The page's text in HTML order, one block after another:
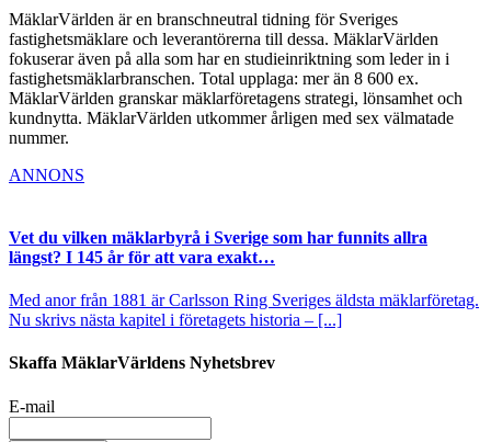
MäklarVärlden är en branschneutral tidning för Sveriges
fastighetsmäklare och leverantörerna till dessa. MäklarVärlden
fokuserar även på alla som har en studieinriktning som leder in i
fastighetsmäklarbranschen. Total upplaga: mer än 8 600 ex.
MäklarVärlden granskar mäklarföretagens strategi, lönsamhet och
kundnytta. MäklarVärlden utkommer årligen med sex välmatade
nummer.
ANNONS
Vet du vilken mäklarbyrå i Sverige som har funnits allra
längst? I 145 år för att vara exakt…
Med anor från 1881 är Carlsson Ring Sveriges äldsta mäklarföretag.
Nu skrivs nästa kapitel i företagets historia – [...]
Skaffa MäklarVärldens Nyhetsbrev
E-mail